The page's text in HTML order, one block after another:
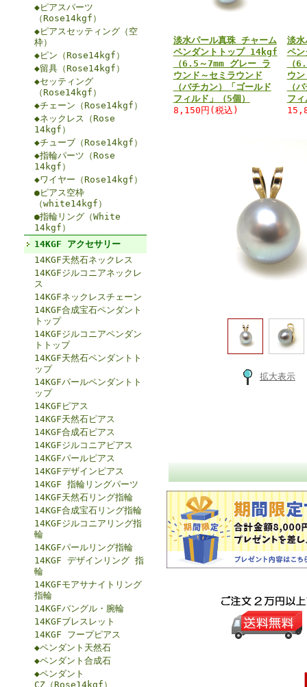
◆ピアスパーツ
（Rose14kgf）
◆ピアスセッティング（空
枠）
◆ピン（Rose14kgf）
◆留具（Rose14kgf）
◆セッティング
（Rose14kgf）
◆チェーン（Rose14kgf）
◆ネックレス（Rose
14kgf）
◆チューブ（Rose14kgf）
◆指輪パーツ（Rose
14kgf）
◆ワイヤー（Rose14kgf）
●ピアス空枠
（white14kgf）
●指輪リング（White
14kgf）
14KGF アクセサリー
14KGF天然石ネックレス
14KGFジルコニアネックレ
ス
14KGFネックレスチェーン
14KGF合成宝石ペンダント
トップ
14KGFジルコニアペンダン
トトップ
14KGF天然石ペンダントト
ップ
14KGFパールペンダントト
ップ
14KGFピアス
14KGF天然石ピアス
14KGF合成石ピアス
14KGFジルコニアピアス
14KGFパールピアス
14KGFデザインピアス
14KGF 指輪リングパーツ
14KGF天然石リング指輪
14KGF合成宝石リング指輪
14KGFジルコニアリング指
輪
14KGFパールリング指輪
14KGF デザインリング 指
輪
14KGFモアサナイトリング
指輪
14KGFバングル・腕輪
14KGFブレスレット
14KGF フープピアス
◆ペンダント天然石
◆ペンダント合成石
◆ペンダント
CZ（Rose14kgf）
淡水パール真珠 チャーム
ペンダントトップ 14kgf
（6.5～7mm グレー ラ
ウンド～セミラウンド
（バチカン）「ゴールド
フィルド」（5個）
8,150円(税込)
淡
ペ
（
ウ
（
フ
拡大表示